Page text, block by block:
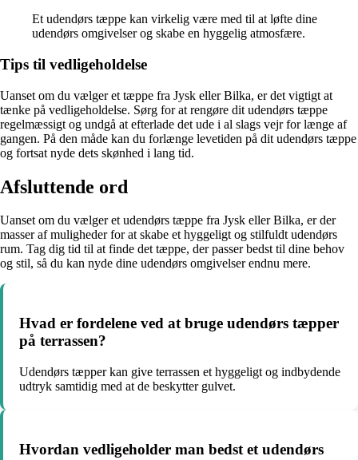
Et udendørs tæppe kan virkelig være med til at løfte dine
udendørs omgivelser og skabe en hyggelig atmosfære.
Tips til vedligeholdelse
Uanset om du vælger et tæppe fra Jysk eller Bilka, er det vigtigt at
tænke på vedligeholdelse. Sørg for at rengøre dit udendørs tæppe
regelmæssigt og undgå at efterlade det ude i al slags vejr for længe af
gangen. På den måde kan du forlænge levetiden på dit udendørs tæppe
og fortsat nyde dets skønhed i lang tid.
Afsluttende ord
Uanset om du vælger et udendørs tæppe fra Jysk eller Bilka, er der
masser af muligheder for at skabe et hyggeligt og stilfuldt udendørs
rum. Tag dig tid til at finde det tæppe, der passer bedst til dine behov
og stil, så du kan nyde dine udendørs omgivelser endnu mere.
Hvad er fordelene ved at bruge udendørs tæpper
på terrassen?
Udendørs tæpper kan give terrassen et hyggeligt og indbydende
udtryk samtidig med at de beskytter gulvet.
Hvordan vedligeholder man bedst et udendørs